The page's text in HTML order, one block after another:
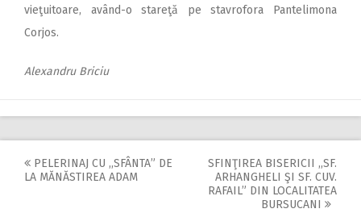
vieţuitoare, având-o stareţă pe stavrofora Pantelimona
Corjos.
Alexandru Briciu
Post
PELERINAJ CU ,,SFÂNTA” DE
LA MĂNĂSTIREA ADAM
SFINŢIREA BISERICII ,,SF.
ARHANGHELI ŞI SF. CUV.
RAFAIL” DIN LOCALITATEA
BURSUCANI